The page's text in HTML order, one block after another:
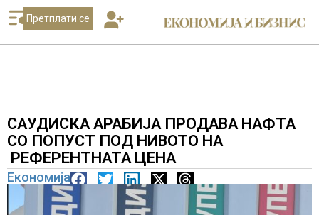
Претплати се
САУДИСКА АРАБИЈА ПРОДАВА НАФТА
СО ПОПУСТ ПОД НИВОТО НА
РЕФЕРЕНТНАТА ЦЕНА
Економија